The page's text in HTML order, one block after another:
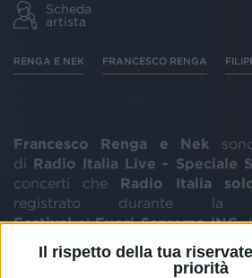
Il rispetto della tua
priorità
Scheda
artista
RENGA E NEK FRANCESCO RENGA
Francesco Renga e Nek
di Radio Italia Live - Speciale
concerti che Radio Italia
registrato durante la
FestivalalFuori Sanremo ING.
onda alle
21.00
in
Radio Italia TV e in streaming su